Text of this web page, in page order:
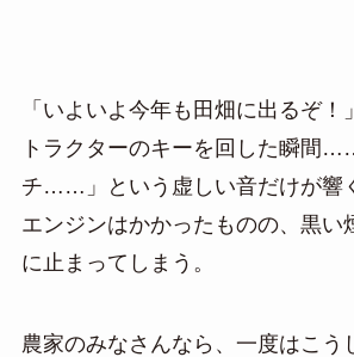
「いよいよ今年も田畑に出るぞ
トラクターのキーを回した瞬
チ……」という虚しい音だけが響
エンジンはかかったものの、黒い
に止まってしまう。
農家のみなさんなら、一度はこう